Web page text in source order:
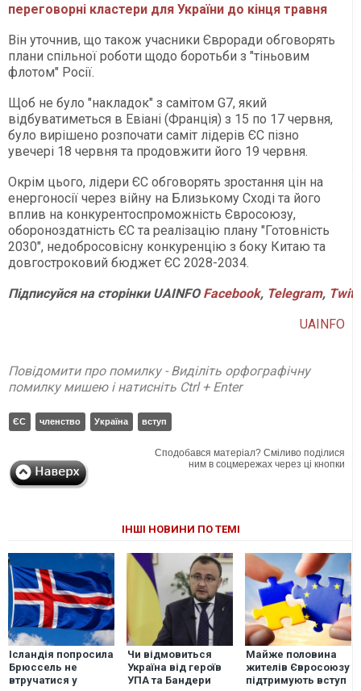
переговорні кластери для України до кінця травня
Він уточнив, що також учасники Євроради обговорять
плани спільної роботи щодо боротьби з "тіньовим
флотом" Росії.
Щоб не було "накладок" з самітом G7, який
відбуватиметься в Евіані (Франція) з 15 по 17 червня,
було вирішено розпочати саміт лідерів ЄС пізно
увечері 18 червня та продовжити його 19 червня.
Окрім цього, лідери ЄС обговорять зростання цін на
енергоносії через війну на Близькому Сході та його
вплив на конкурентоспроможність Євросоюзу,
обороноздатність ЄС та реалізацію плану "Готовність
2030", недобросовісну конкуренцію з боку Китаю та
довгостроковий бюджет ЄС 2028-2034.
ПідписуйсянасторінкиUAINFO Facebook, Telegram,
UAINFO
Повідомити про помилку - Виділіть орфографічну
помилку мишею і натисніть Ctrl + Enter
ЄС членство Україна вступ
Сподобався матеріал? Сміливо поділися
ним в соцмережах через ці кнопки
ІНШІ НОВИНИ ПО ТЕМІ
Ісландія попросила
Брюссель не
втручатися у
Чи відмовиться
Україна від героїв
УПА та Бандери
Майже половина
жителів Євросоюзу
підтримують вступ